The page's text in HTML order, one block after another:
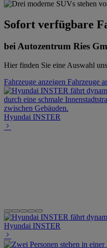
Sofort verfügbare
bei Autozentrum Ries
Hier finden Sie eine Auswahl
Fahrzeuge anzeigen Fahrzeuge
Hyundai INSTER
Hyundai INSTER